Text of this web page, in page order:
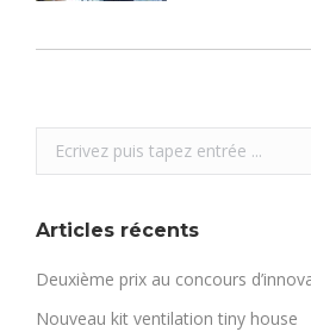
Search:
Articles récents
Deuxième prix au concours
Nouveau kit ventilation tiny house